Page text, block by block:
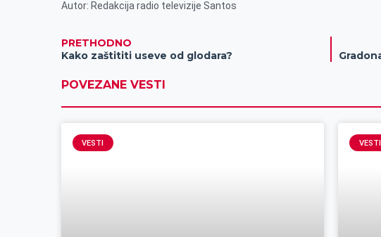
Autor: Redakcija radio televizije Santos
PRETHODNO
Kako zaštititi useve od glodara?
POVEZANE VESTI
VESTI VESTI